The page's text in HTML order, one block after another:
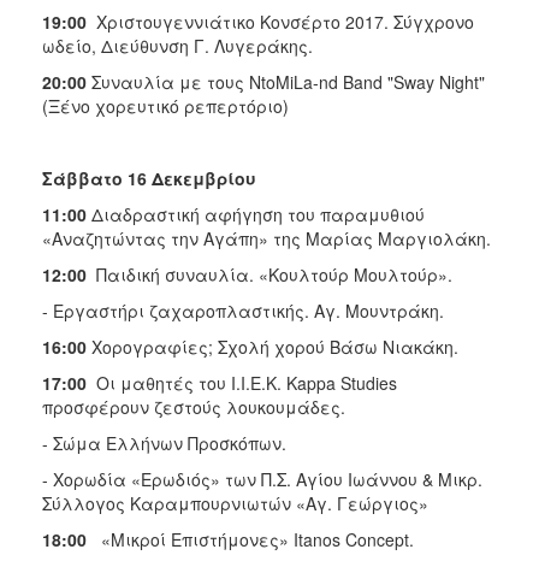
19:00 Χριστουγεννιάτικο Κονσέρτο 2017. Σύγχρονο
ωδείο, Διεύθυνση Γ. Λυγεράκης.
20:00 Συναυλία με τους NtoMiLa-nd Band "Sway Night"
(Ξένο χορευτικό ρεπερτόριο)
Σάββατο 16 Δεκεμβρίου
11:00 Διαδραστική αφήγηση του παραμυθιού
«Αναζητώντας την Αγάπη» της Μαρίας Μαργιολάκη.
12:00 Παιδική συναυλία. «Κουλτούρ Μουλτούρ».
- Εργαστήρι ζαχαροπλαστικής. Αγ. Μουντράκη.
16:00 Χορογραφίες; Σχολή χορού Βάσω Νιακάκη.
17:00 Οι μαθητές του Ι.Ι.Ε.Κ. Kappa Studies
προσφέρουν ζεστούς λουκουμάδες.
- Σώμα Ελλήνων Προσκόπων.
- Χορωδία «Ερωδιός» των Π.Σ. Αγίου Ιωάννου & Μικρ.
Σύλλογος Καραμπουρνιωτών «Αγ. Γεώργιος»
18:00 «Μικροί Επιστήμονες» Itanos Concept.